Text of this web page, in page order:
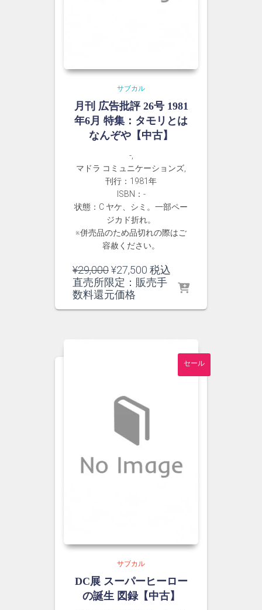
サブカル
月刊 広告批評 26号 1981
年6月 特集：タモリとは
なんぞや【中古】
-,
マドラ コミュニケーションズ,
刊行：1981年
ISBN：-
状態：C ヤケ、シミ。一部ペー
ジカド折れ。
※併売品のため品切れの際はご
容赦ください。
¥29,000元
の
価
¥27,500 現
在
税込
直売所限定：販売手
数料還元価格
セール
サブカル
DC展 スーパーヒーロー
の誕生 図録【中古】